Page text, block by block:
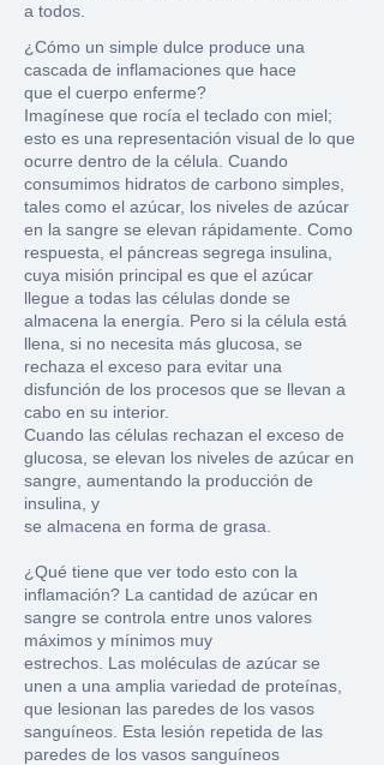
a todos.
¿Cómo un simple dulce produce una
cascada de inflamaciones que hace
que el cuerpo enferme?
Imagínese que rocía el teclado con miel;
esto es una representación visual de lo que
ocurre dentro de la célula. Cuando
consumimos hidratos de carbono simples,
tales como el azúcar, los niveles de azúcar
en la sangre se elevan rápidamente. Como
respuesta, el páncreas segrega insulina,
cuya misión principal es que el azúcar
llegue a todas las células donde se
almacena la energía. Pero si la célula está
llena, si no necesita más glucosa, se
rechaza el exceso para evitar una
disfunción de los procesos que se llevan a
cabo en su interior.
Cuando las células rechazan el exceso de
glucosa, se elevan los niveles de azúcar en
sangre, aumentando la producción de
insulina, y
se almacena en forma de grasa.
¿Qué tiene que ver todo esto con la
inflamación? La cantidad de azúcar en
sangre se controla entre unos valores
máximos y mínimos muy
estrechos. Las moléculas de azúcar se
unen a una amplia variedad de proteínas,
que lesionan las paredes de los vasos
sanguíneos. Esta lesión repetida de las
paredes de los vasos sanguíneos